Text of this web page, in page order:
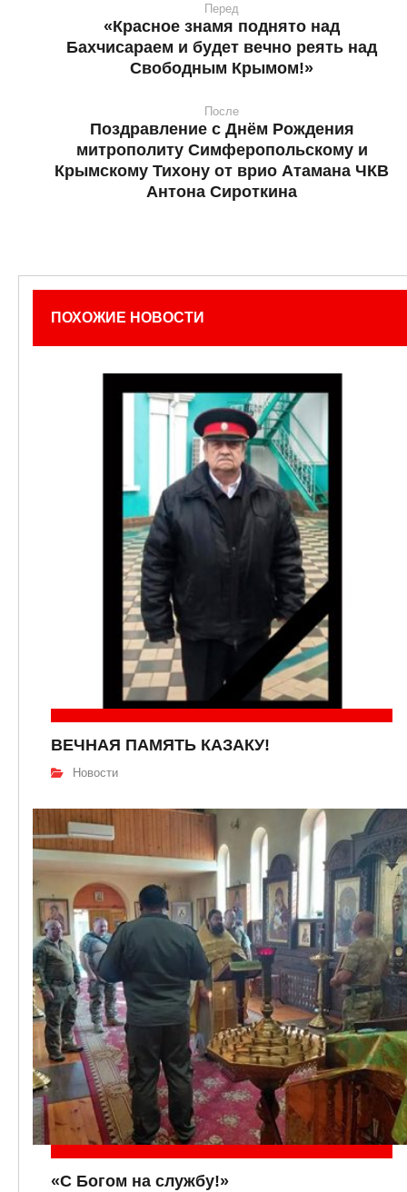
Перед
«Красное знамя поднято над
Бахчисараем и будет вечно реять над
Свободным Крымом!»
После
Поздравление с Днём Рождения
митрополиту Симферопольскому и
Крымскому Тихону от врио Атамана ЧКВ
Антона Сироткина
ПОХОЖИЕ НОВОСТИ
ВЕЧНАЯ ПАМЯТЬ КАЗАКУ!
Новости
«С Богом на службу!»